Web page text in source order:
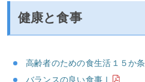
健康と食事
高齢者のための食生活１５か条
バランスの良い食事Ⅰ